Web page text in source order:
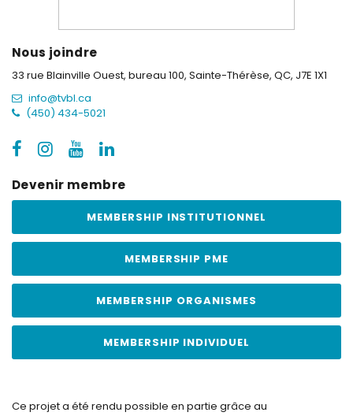
Nous joindre
33 rue Blainville Ouest, bureau 100, Sainte-Thérèse, QC, J7E 1X1
info@tvbl.ca
(450) 434-5021
Devenir membre
MEMBERSHIP INSTITUTIONNEL
MEMBERSHIP PME
MEMBERSHIP ORGANISMES
MEMBERSHIP INDIVIDUEL
Ce projet a été rendu possible en partie grâce au